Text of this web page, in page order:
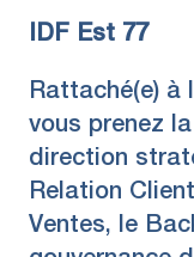
IDF Est 77
Rattaché(e) à
vous prenez
direction
Relation
Ventes, le